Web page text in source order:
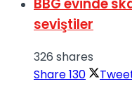
BBG evinde
seviştiler
326 shares
Share130